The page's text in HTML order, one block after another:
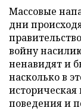
Массовые
дни
войну
ненавидят и
насколько в
историческая
поведения и